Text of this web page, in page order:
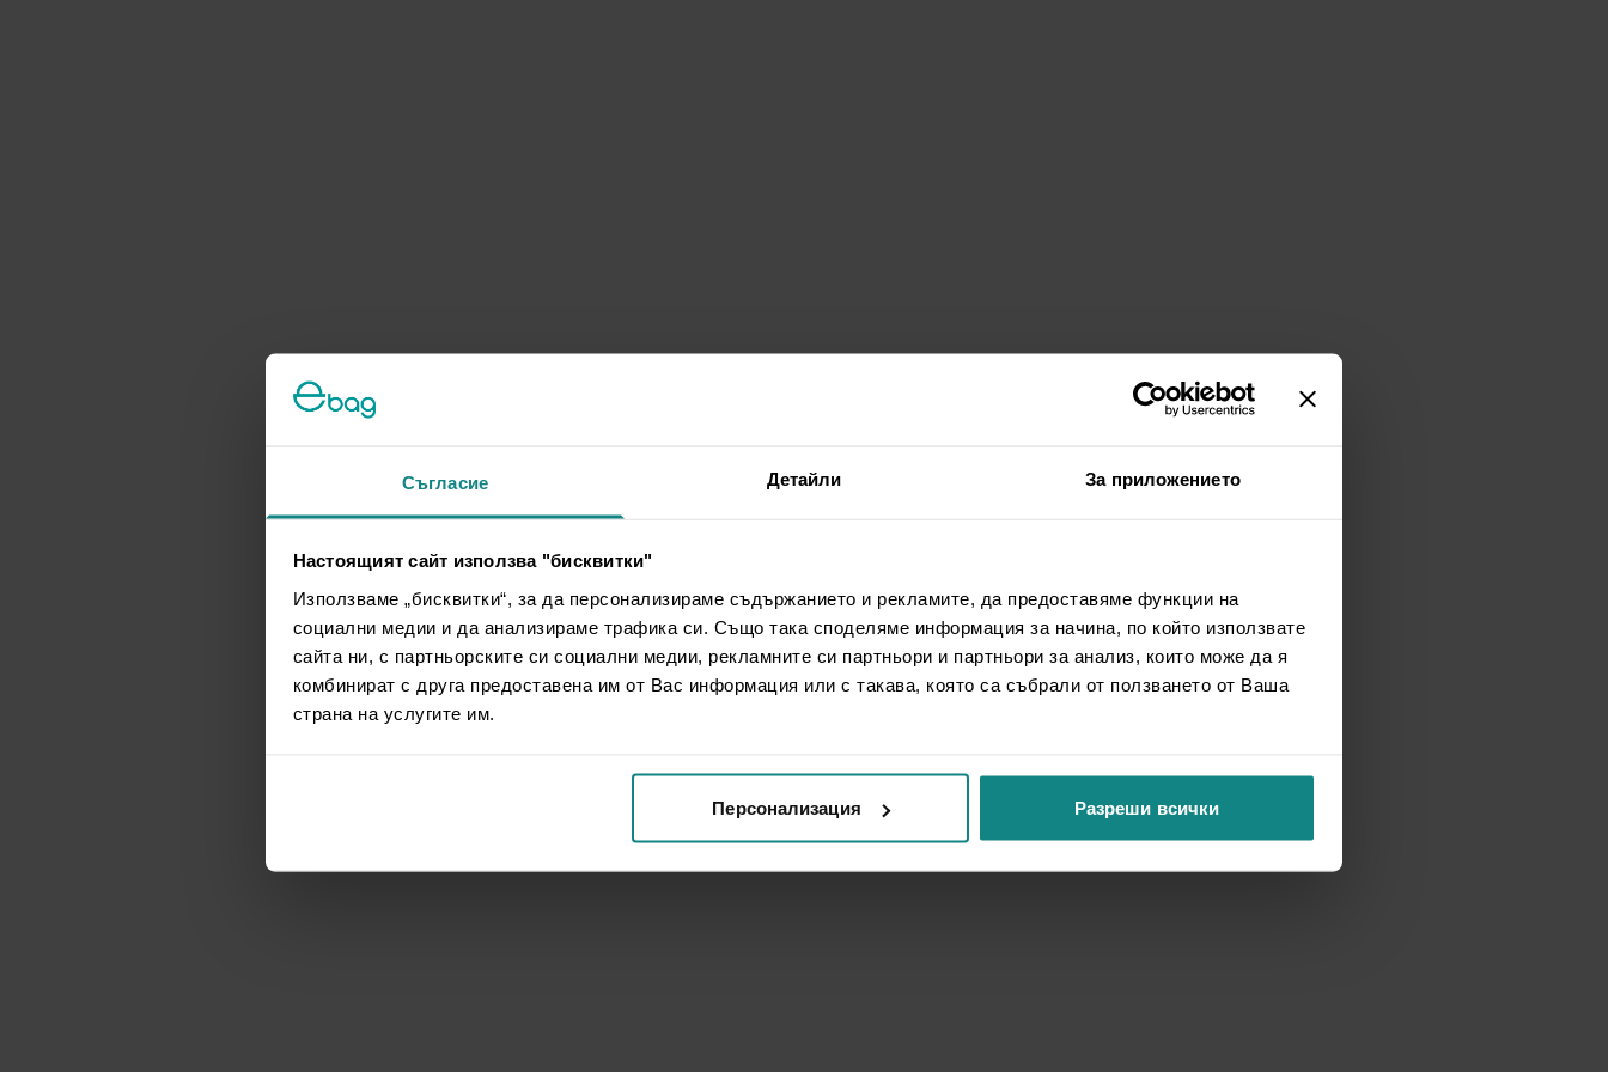
Съгласие Детайли За приложението
Настоящият сайт използва "бисквитки"
Използваме „бисквитки“, за да персонализираме съдържанието и рекламите, да предоставяме функции на
социални медии и да анализираме трафика си. Също така споделяме информация за начина, по който използвате
сайта ни, с партньорските си социални медии, рекламните си партньори и партньори за анализ, които може да я
комбинират с друга предоставена им от Вас информация или с такава, която са събрали от ползването от Ваша
страна на услугите им.
Персонализация Разреши всички